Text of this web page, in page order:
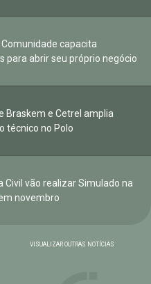
capacita
para abrir seu próprio negócio
Braskem e Cetrel amplia
técnico no Polo
Civil vão realizar Simulado na
novembro
VISUALIZAR OUTRAS NOTÍCIAS